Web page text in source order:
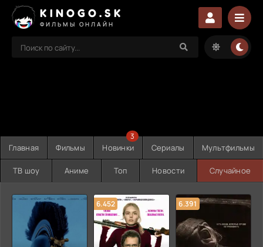
KINOGO.SK
ФИЛЬМЫ ОНЛАЙН
Главная Фильмы Новинки
3
Сериалы Мультфильмы
ТВ шоу Аниме Топ Новости Случайное
6.452 6.391